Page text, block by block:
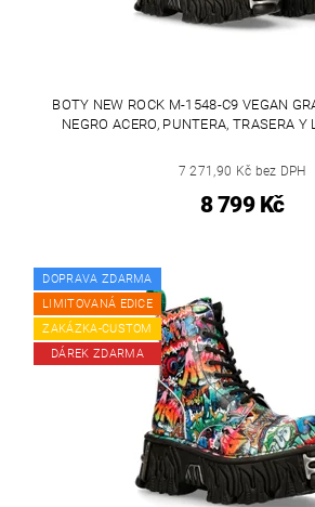
BOTY NEW ROCK M-1548-C9 VEGAN
NEGRO ACERO, PUNTERA, TRASERA Y
7 271,90 Kč bez DPH
8 799 Kč
DOPRAVA ZDARMA
LIMITOVANÁ EDICE
ZAKÁZKA-CUSTOM
DÁREK ZDARMA